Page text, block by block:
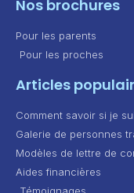
Nos brochures
Pour les parents
Pour les proches
Articles
Comment savoir si je
Galerie de personnes
Modèles de lettre de
Aides financières
Témoignages